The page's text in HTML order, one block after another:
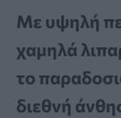
Με υψηλή
χαμηλά
το
διεθνή